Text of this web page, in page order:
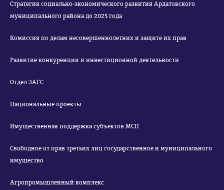
Стратегия социально-экономического развития Ардатовского
муниципального района до 2025 года
Комиссия по делам несовершеннолетних и защите их прав
Развитие конкуренции и инвестиционной деятельности
Отдел ЗАГС
Национальные проекты
Имущественная поддержка субъектов МСП
Свободное от прав третьих лиц государственное и муниципального
имущество
Агропромышленный комплекс